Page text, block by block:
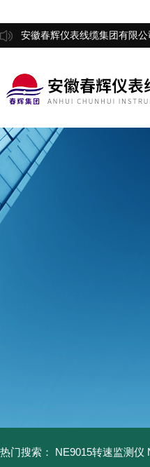
安徽春辉仪表线缆集团有限公
热门搜索： NE9015转速监测仪